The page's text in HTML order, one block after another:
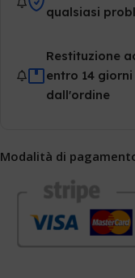
qualsiasi
Restituzione
entro 14 giorni
dall'ordine
Modalità di